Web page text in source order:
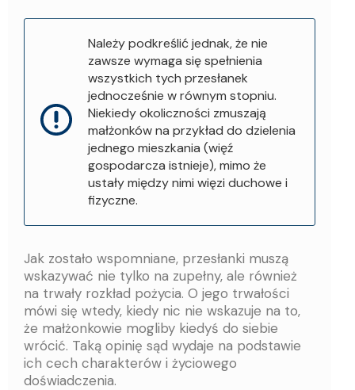
Należy podkreślić jednak, że nie
zawsze wymaga się spełnienia
wszystkich tych przesłanek
jednocześnie w równym stopniu.
Niekiedy okoliczności zmuszają
małżonków na przykład do dzielenia
jednego mieszkania (więź
gospodarcza istnieje), mimo że
ustały między nimi więzi duchowe i
fizyczne.
Jak zostało wspomniane, przesłanki muszą
wskazywać nie tylko na zupełny, ale również
na trwały rozkład pożycia. O jego trwałości
mówi się wtedy, kiedy nic nie wskazuje na to,
że małżonkowie mogliby kiedyś do siebie
wrócić. Taką opinię sąd wydaje na podstawie
ich cech charakterów i życiowego
doświadczenia.